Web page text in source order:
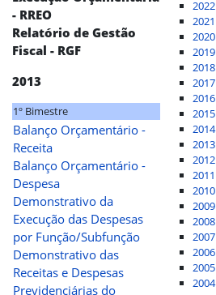
2022
2021
2020
2019
2018
2017
2016
2015
2014
2013
2012
2011
2010
2009
2008
2007
2006
2005
2004
- RREO
Relatório de Gestão
Fiscal - RGF
2013
1º Bimestre
Balanço Orçamentário -
Receita
Balanço Orçamentário -
Despesa
Demonstrativo da
Execução das Despesas
por Função/Subfunção
Demonstrativo das
Receitas e Despesas
Previdenciárias do